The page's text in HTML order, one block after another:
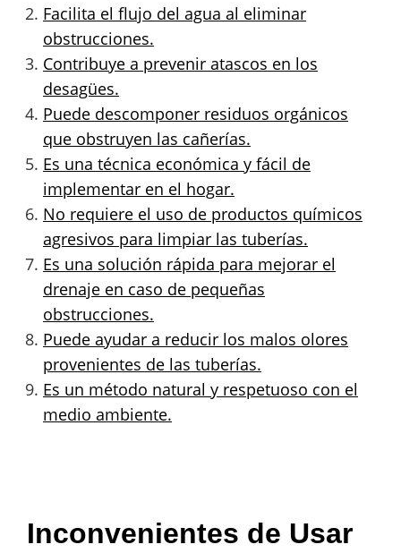
Facilita el flujo del agua al eliminar
obstrucciones.
Contribuye a prevenir atascos en los
desagües.
Puede descomponer residuos orgánicos
que obstruyen las cañerías.
Es una técnica económica y fácil de
implementar en el hogar.
No requiere el uso de productos químicos
agresivos para limpiar las tuberías.
Es una solución rápida para mejorar el
drenaje en caso de pequeñas
obstrucciones.
Puede ayudar a reducir los malos olores
provenientes de las tuberías.
Es un método natural y respetuoso con el
medio ambiente.
Inconvenientes de Usar